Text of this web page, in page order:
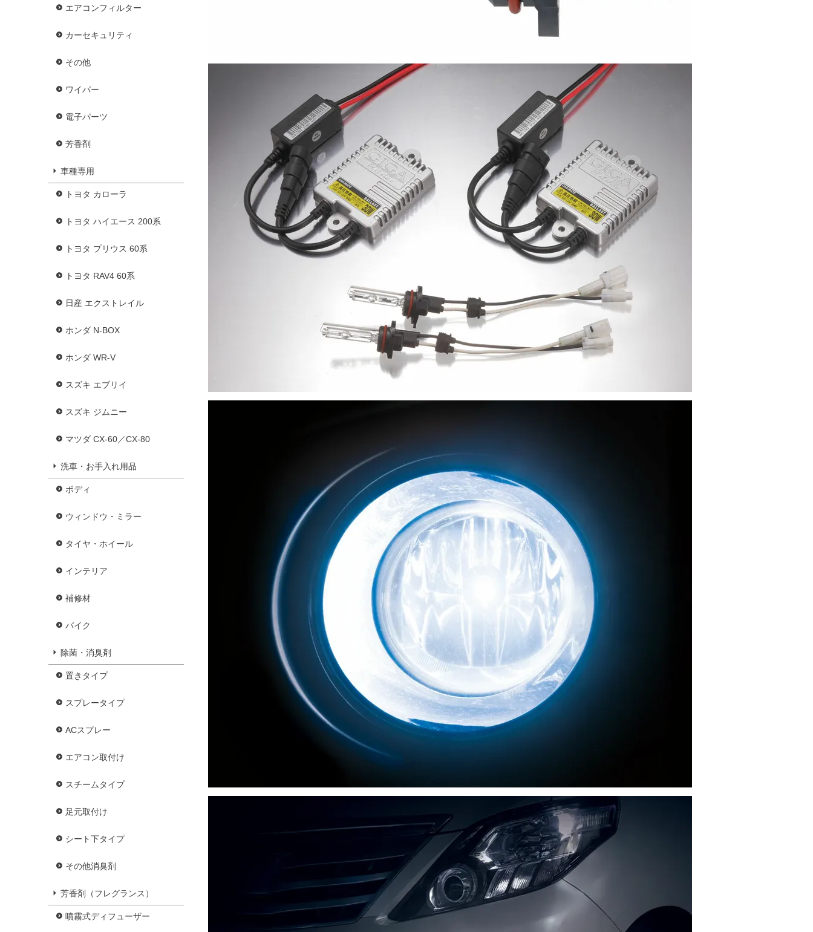
エアコンフィルター
カーセキュリティ
その他
ワイパー
電子パーツ
芳香剤
車種専用
トヨタ カローラ
トヨタ ハイエース 200系
トヨタ プリウス 60系
トヨタ RAV4 60系
日産 エクストレイル
ホンダ N-BOX
ホンダ WR-V
スズキ エブリイ
スズキ ジムニー
マツダ CX-60／CX-80
洗車・お手入れ用品
ボディ
ウィンドウ・ミラー
タイヤ・ホイール
インテリア
補修材
バイク
除菌・消臭剤
置きタイプ
スプレータイプ
ACスプレー
エアコン取付け
スチームタイプ
足元取付け
シート下タイプ
その他消臭剤
芳香剤（フレグランス）
噴霧式ディフューザー